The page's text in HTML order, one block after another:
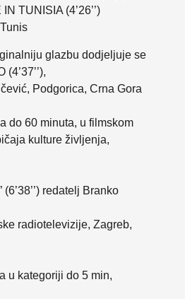
TUNISIA (4’26’’)
glazbu dodjeljuje se
Podgorica, Crna Gora
do 60 minuta, u filmskom
kulture življenja,
redatelj Branko
radiotelevizije, Zagreb,
u kategoriji do 5 min,